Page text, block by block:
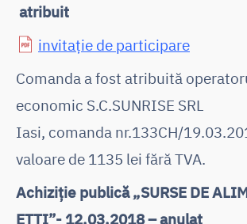
atribuit
invitație de participare
Comanda a fost atribuită
economic S.C.SUNRISE SRL
Iasi, comanda nr.133CH/
valoare de 1135 lei fără TVA.
Achiziție publică „SURSE DE
ETTI”- 12.03.2018 – anulat